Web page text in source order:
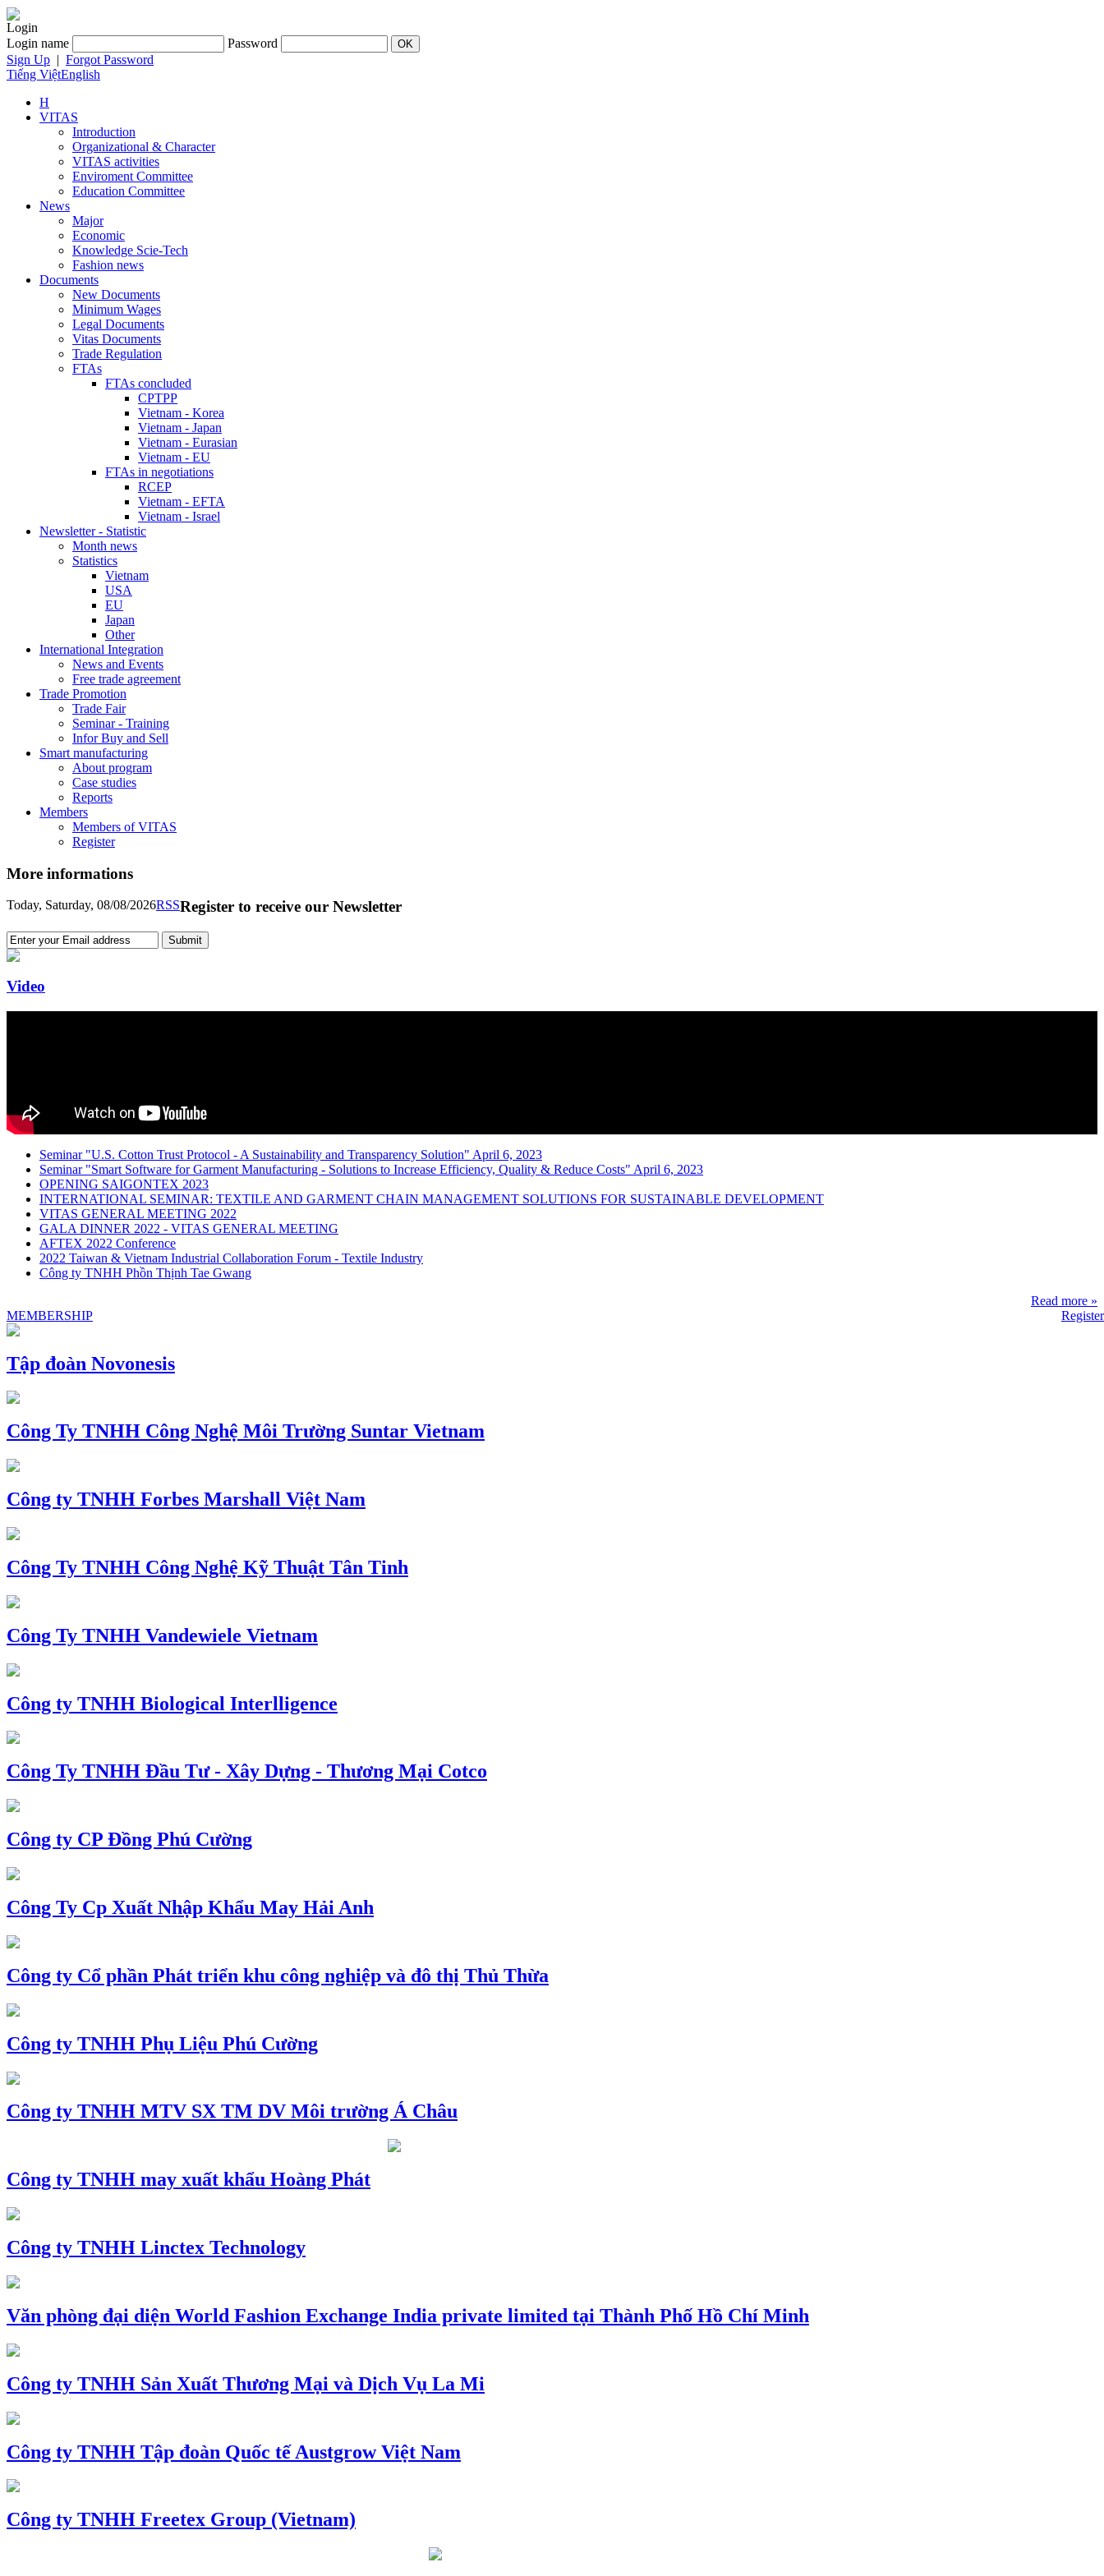
Login
Login name
Password
Sign Up | Forgot Password
Tiếng ViệtEnglish
H
VITAS
Introduction
Organizational & Character
VITAS activities
Enviroment Committee
Education Committee
News
Major
Economic
Knowledge Scie-Tech
Fashion news
Documents
New Documents
Minimum Wages
Legal Documents
Vitas Documents
Trade Regulation
FTAs
FTAs concluded
CPTPP
Vietnam - Korea
Vietnam - Japan
Vietnam - Eurasian
Vietnam - EU
FTAs in negotiations
RCEP
Vietnam - EFTA
Vietnam - Israel
Newsletter - Statistic
Month news
Statistics
Vietnam
USA
EU
Japan
Other
International Integration
News and Events
Free trade agreement
Trade Promotion
Trade Fair
Seminar - Training
Infor Buy and Sell
Smart manufacturing
About program
Case studies
Reports
Members
Members of VITAS
Register
More informations
Today, Saturday, 08/08/2026RSSRegister to receive our Newsletter
Video
Seminar "U.S. Cotton Trust Protocol - A Sustainability and Transparency Solution" April 6, 2023
Seminar "Smart Software for Garment Manufacturing - Solutions to Increase Efficiency, Quality & Reduce Costs" April 6, 2023
OPENING SAIGONTEX 2023
INTERNATIONAL SEMINAR: TEXTILE AND GARMENT CHAIN MANAGEMENT SOLUTIONS FOR SUSTAINABLE DEVELOPMENT
VITAS GENERAL MEETING 2022
GALA DINNER 2022 - VITAS GENERAL MEETING
AFTEX 2022 Conference
2022 Taiwan & Vietnam Industrial Collaboration Forum - Textile Industry
Công ty TNHH Phồn Thịnh Tae Gwang
Read more »
MEMBERSHIP
Register
Tập đoàn Novonesis
Công Ty TNHH Công Nghệ Môi Trường Suntar Vietnam
Công ty TNHH Forbes Marshall Việt Nam
Công Ty TNHH Công Nghệ Kỹ Thuật Tân Tinh
Công Ty TNHH Vandewiele Vietnam
Công ty TNHH Biological Interlligence
Công Ty TNHH Đầu Tư - Xây Dựng - Thương Mại Cotco
Công ty CP Đồng Phú Cường
Công Ty Cp Xuất Nhập Khẩu May Hải Anh
Công ty Cổ phần Phát triển khu công nghiệp và đô thị Thủ Thừa
Công ty TNHH Phụ Liệu Phú Cường
Công ty TNHH MTV SX TM DV Môi trường Á Châu
Công ty TNHH may xuất khẩu Hoàng Phát
Công ty TNHH Linctex Technology
Văn phòng đại diện World Fashion Exchange India private limited tại Thành Phố Hồ Chí Minh
Công ty TNHH Sản Xuất Thương Mại và Dịch Vụ La Mi
Công ty TNHH Tập đoàn Quốc tế Austgrow Việt Nam
Công ty TNHH Freetex Group (Vietnam)